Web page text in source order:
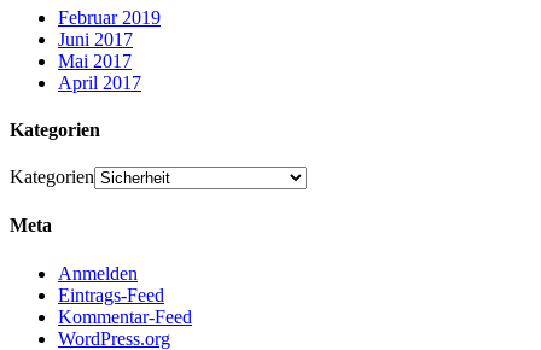
Februar 2019
Juni 2017
Mai 2017
April 2017
Kategorien
Kategorien
Meta
Anmelden
Eintrags-Feed
Kommentar-Feed
WordPress.org